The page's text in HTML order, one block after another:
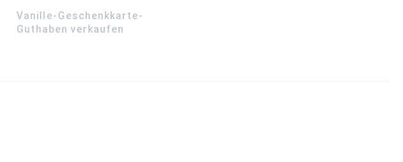
Vanille-Geschenkkarte-
Guthaben verkaufen